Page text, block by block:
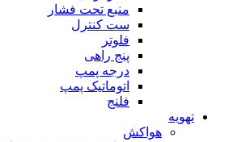
منبع تحت فشار
ست کنترل
فلوتر
پنج راهی
درجه پمپ
اتوماتیک پمپ
فلنج
تهویه
هواکش